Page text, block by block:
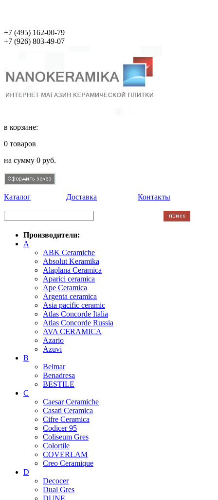
+7 (495) 162-00-79
+7 (926) 803-49-07
в корзине:
0 товаров
на сумму 0 руб.
Каталог Доставка Контакты
Производители:
A
ABK Ceramiche
Absolut Keramika
Alaplana Ceramica
Aparici ceramica
Ape Ceramica
Argenta ceramica
Asia pacific ceramic
Atlas Concorde Italia
Atlas Concorde Russia
AVA CERAMICA
Azario
Azuvi
B
Belmar
Benadresa
BESTILE
C
Caesar Ceramiche
Casati Ceramica
Cifre Ceramica
Codicer 95
Coliseum Gres
Colortile
COVERLAM
Creo Ceramique
D
Decocer
Dual Gres
DUNE